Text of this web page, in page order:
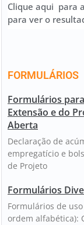
Clique aqui para
para ver o
FORMULÁRIOS
Formulários
Extensão e do
Aberta
Declaração de
empregatício e
de Projeto
Formulários
Formulários de
ordem alfabética):